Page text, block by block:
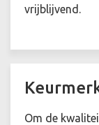
vrijblijvend.
Om de